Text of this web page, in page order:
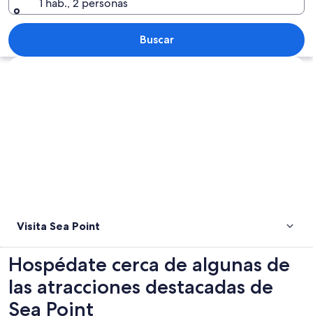
Un paseo marítimo con playa, un
Buscar
Explorar mapa
Visita Sea Point
Hospédate cerca de algunas de
las atracciones destacadas de
Sea Point